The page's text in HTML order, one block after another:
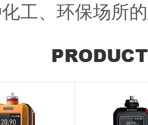
工、环保场所